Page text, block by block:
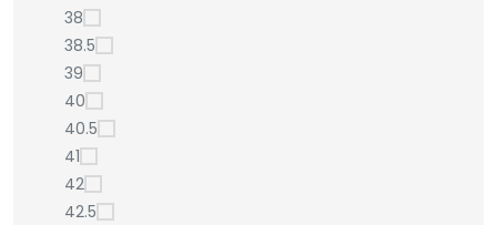
38
38.5
39
40
40.5
41
42
42.5